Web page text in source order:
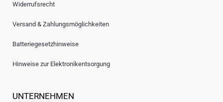
Widerrufsrecht
Versand & Zahlungsmöglichkeiten
Batteriegesetzhinweise
Hinweise zur Elektronikentsorgung
UNTERNEHMEN